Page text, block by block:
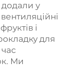
додали у
і
для
Ми